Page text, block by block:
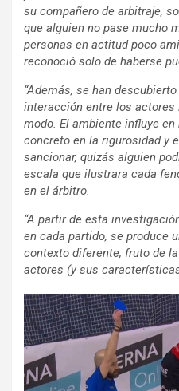
su compañero de arbitraje,
que alguien no pase mucho
personas en actitud poco
reconoció solo de haberse
“Además, se han
interacción entre los
modo. El ambiente influye
concreto en la rigurosidad y
sancionar, quizás alguien
escala que ilustrara cada
en el árbitro.
“A partir de esta
en cada partido, se produce
contexto diferente, fruto de
actores (y sus